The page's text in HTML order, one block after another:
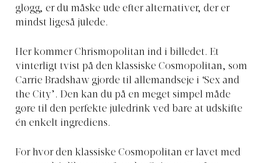
gløgg, er du måske ude efter alternativer, der er
mindst ligeså julede.
Her kommer Chrismopolitan ind i billedet. Et
vinterligt tvist på den klassiske Cosmopolitan, som
Carrie Bradshaw gjorde til allemandseje i ‘Sex and
the City’. Den kan du på en meget simpel måde
gøre til den perfekte juledrink ved bare at udskifte
én enkelt ingrediens.
For hvor den klassiske Cosmopolitan er lavet med